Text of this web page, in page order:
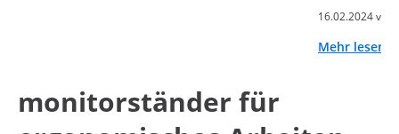
16.02.2024 von
Mehr lesen
monitorständer für